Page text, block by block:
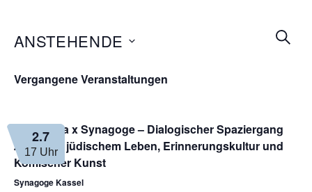
Suche
ANSTEHENDE
wählen.
Vergangene Veranstaltungen
2.7
17 Uhr
Caricatura x Synagoge – Dialogischer Spaziergang
zwischen jüdischem Leben, Erinnerungskultur und
Komischer Kunst
Synagoge Kassel